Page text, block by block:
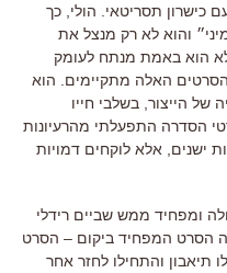
כישרון תסריטאי הולי כך
והוא לא רק מנצל את
הוא באמת מנתח לעומק
האלה מתקיימים
הוא
של הייצור בשלבי חייו
הסדרה התפעלתי מהרעיונות
ישנים
אלא לוקחים דמויות
ומפחיד ממש שביים רידלי
הסרט
תיאבון והתחילו לחזר אחר